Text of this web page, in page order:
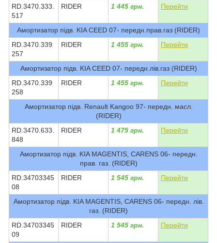
RD.3470.333.
517
RIDER 1 445 грн. Перейти
Амортизатор підв. KIA CEED 07- передн.прав.газ (RIDER)
RD.3470.339
257
RIDER 1 455 грн. Перейти
Амортизатор підв. KIA CEED 07- передн.лів.газ (RIDER)
RD.3470.339
258
RIDER 1 455 грн. Перейти
Амортизатор підв. Renault Kangoo 97- передн. масл.
(RIDER)
RD.3470.633.
848
RIDER 1 475 грн. Перейти
Амортизатор підв. KIA MAGENTIS, CARENS 06- передн.
прав. газ. (RIDER)
RD.34703345
08
RIDER 1 545 грн. Перейти
Амортизатор підв. KIA MAGENTIS, CARENS 06- передн. лів.
газ. (RIDER)
RD.34703345
09
RIDER 1 545 грн. Перейти